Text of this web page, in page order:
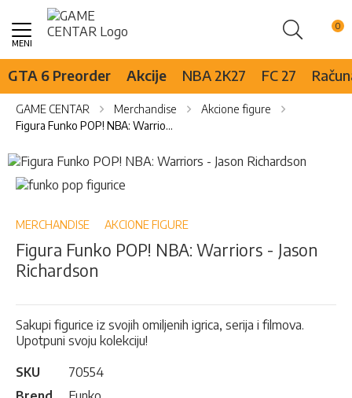
Pretraži
Skip
Content
GTA 6 Preorder Akcije NBA 2K27 FC 27
GAME CENTAR Merchandise
Akcione figure
Figura Funko POP! NBA: Warriors - Jason Richardson
Skip
to
the
of
images
gallery
Skip
to
beginning
the
images
MERCHANDISE AKCIONE FIGURE
Figura Funko POP! NBA: Warriors - Jason
Richardson
Sakupi figurice iz svojih omiljenih igrica, serija i filmova.
Upotpuni svoju kolekciju!
SKU
70554